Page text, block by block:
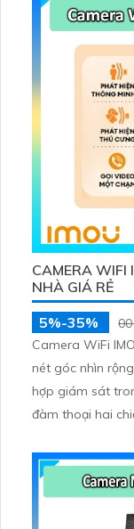
CAMERA WIFI
NHÀ GIÁ RẺ
5%-35%
Camera WiFi
nét góc nhìn
hợp giám sát trong nhà. Hỗ trợ gọi
đàm thoại hai
256GB hoặc lưu
phòng nhỏ.